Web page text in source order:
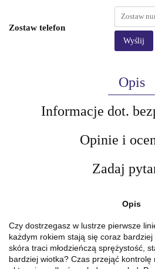
Zostaw telefon
Wyślij
Opis
Informacje dot.
Opinie i
Zadaj
Opis
Czy dostrzegasz w lustrze pierwsze
każdym rokiem stają się coraz bardziej
skóra traci młodzieńczą sprężystość,
bardziej wiotka? Czas przejąć